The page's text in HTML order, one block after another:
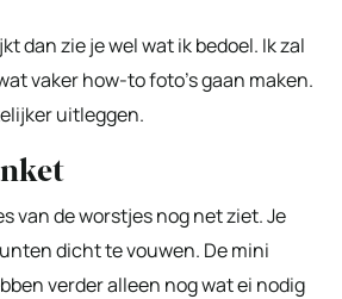
dan zie je wel wat ik bedoel. Ik zal
vaker how-to foto’s gaan maken.
uitleggen.
van de worstjes nog net ziet. Je
dicht te vouwen. De mini
verder alleen nog wat ei nodig